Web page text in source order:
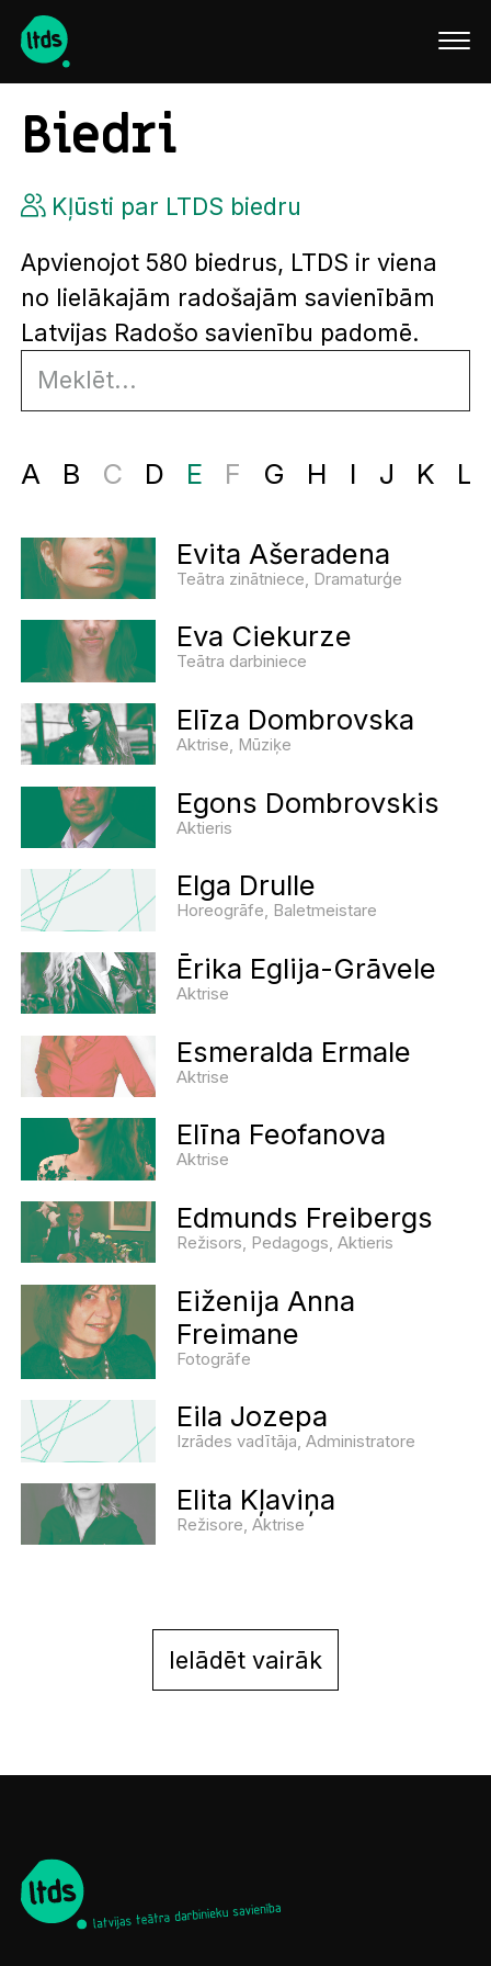
Biedri
Kļūsti par LTDS biedru
Apvienojot 580 biedrus, LTDS ir viena
no lielākajām radošajām savienībām
Latvijas Radošo savienību padomē.
A B C D E F G H I J K L
Evita Ašeradena
Teātra zinātniece, Dramaturģe
Eva Ciekurze
Teātra darbiniece
Elīza Dombrovska
Aktrise, Mūziķe
Egons Dombrovskis
Aktieris
Elga Drulle
Horeogrāfe, Baletmeistare
Ērika Eglija-Grāvele
Aktrise
Esmeralda Ermale
Aktrise
Elīna Feofanova
Aktrise
Edmunds Freibergs
Režisors, Pedagogs, Aktieris
Eiženija Anna
Freimane
Fotogrāfe
Eila Jozepa
Izrādes vadītāja, Administratore
Elita Kļaviņa
Režisore, Aktrise
Ielādēt vairāk